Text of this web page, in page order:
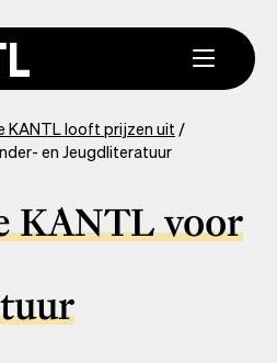
KANTL looft prijzen uit
en Jeugdliteratuur
KANTL voor